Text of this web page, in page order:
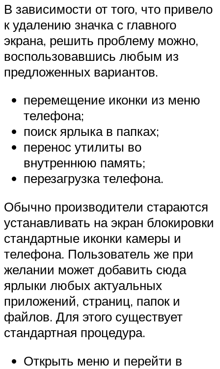
В зависимости от того, что привело
к удалению значка с главного
экрана, решить проблему можно,
воспользовавшись любым из
предложенных вариантов.
перемещение иконки из меню
телефона;
поиск ярлыка в папках;
перенос утилиты во
внутреннюю память;
перезагрузка телефона.
Обычно производители стараются
устанавливать на экран блокировки
стандартные иконки камеры и
телефона. Пользователь же при
желании может добавить сюда
ярлыки любых актуальных
приложений, страниц, папок и
файлов. Для этого существует
стандартная процедура.
Открыть меню и перейти в